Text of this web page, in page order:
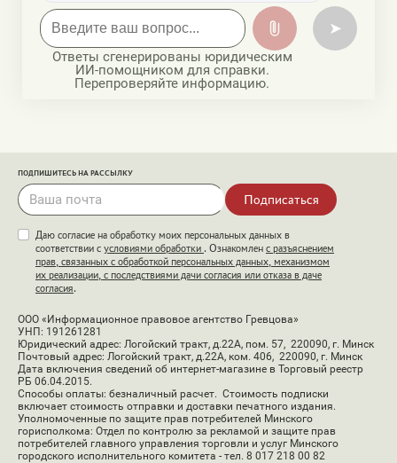
➤
Ответы сгенерированы юридическим
ИИ-помощником для справки.
Перепроверяйте информацию.
ПОДПИШИТЕСЬ НА РАССЫЛКУ
Подписаться
Даю согласие на обработку моих персональных данных в
соответствии с условиями обработки . Ознакомлен с разъяснением
прав, связанных с обработкой персональных данных, механизмом
их реализации, с последствиями дачи согласия или отказа в даче
согласия.
ООО «Информационное правовое агентство Гревцова»
УНП: 191261281
Юридический адрес: Логойский тракт, д.22А, пом. 57, 220090, г. Минск
Почтовый адрес: Логойский тракт, д.22А, ком. 406, 220090, г. Минск
Дата включения сведений об интернет-магазине в Торговый реестр
РБ 06.04.2015.
Способы оплаты: безналичный расчет. Стоимость подписки
включает стоимость отправки и доставки печатного издания.
Уполномоченные по защите прав потребителей Минского
горисполкома: Отдел по контролю за рекламой и защите прав
потребителей главного управления торговли и услуг Минского
городского исполнительного комитета - тел. 8 017 218 00 82